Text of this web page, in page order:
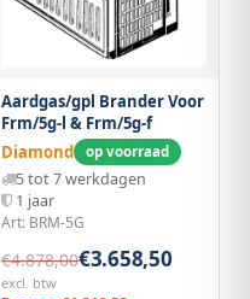
Aardgas/gpl Brander Voor
Frm/5g-l & Frm/5g-f
Diamond
op voorraad
5 tot 7 werkdagen
1 jaar
Art: BRM-5G
€4.878,00€3.658,50
excl. btw